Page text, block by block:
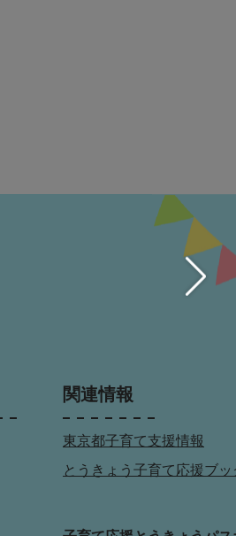
関連情報
東京都子育て支援情報
とうきょう子育て応援ブッ